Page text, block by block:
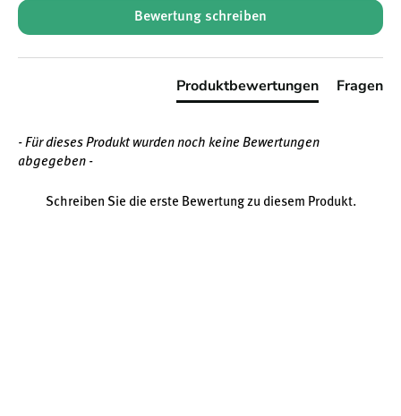
Bewertung schreiben
Produktbewertungen Fragen
- Für dieses Produkt wurden noch keine Bewertungen
abgegeben -
Schreiben Sie die erste Bewertung zu diesem Produkt.
New content loaded